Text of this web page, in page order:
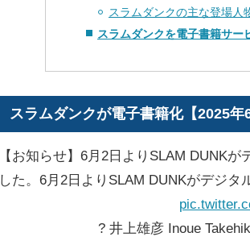
スラムダンクの主な登場人
スラムダンクを電子書籍サー
スラムダンクが電子書籍化【2025年6
【お知らせ】6月2日よりSLAM DUNK
した。6月2日よりSLAM DUNKがデジタ
? 井上雄彦 Inoue